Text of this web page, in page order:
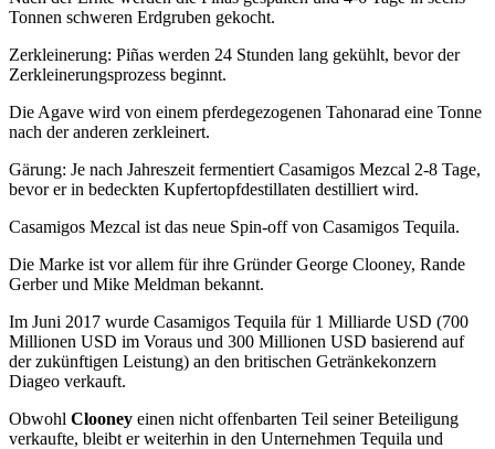
Tonnen schweren Erdgruben gekocht.
Zerkleinerung: Piñas werden 24 Stunden lang gekühlt, bevor der
Zerkleinerungsprozess beginnt.
Die Agave wird von einem pferdegezogenen Tahonarad eine Tonne
nach der anderen zerkleinert.
Gärung: Je nach Jahreszeit fermentiert Casamigos Mezcal 2-8 Tage,
bevor er in bedeckten Kupfertopfdestillaten destilliert wird.
Casamigos Mezcal ist das neue Spin-off von Casamigos Tequila.
Die Marke ist vor allem für ihre Gründer George Clooney, Rande
Gerber und Mike Meldman bekannt.
Im Juni 2017 wurde Casamigos Tequila für 1 Milliarde USD (700
Millionen USD im Voraus und 300 Millionen USD basierend auf
der zukünftigen Leistung) an den britischen Getränkekonzern
Diageo verkauft.
Obwohl Clooney einen nicht offenbarten Teil seiner Beteiligung
verkaufte, bleibt er weiterhin in den Unternehmen Tequila und